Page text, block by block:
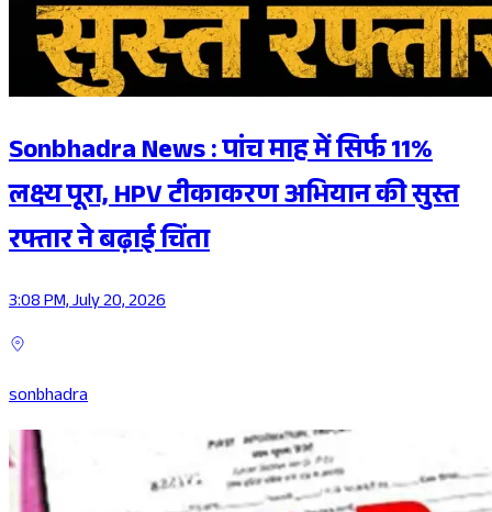
Sonbhadra News : पांच माह में सिर्फ 11%
लक्ष्य पूरा, HPV टीकाकरण अभियान की सुस्त
रफ्तार ने बढ़ाई चिंता
3:08 PM, July 20, 2026
sonbhadra